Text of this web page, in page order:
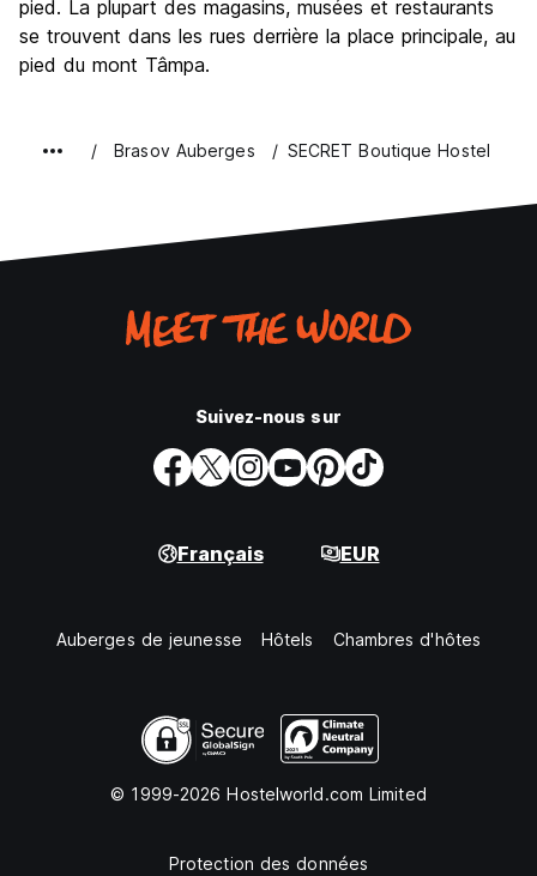
pied. La plupart des magasins, musées et restaurants
se trouvent dans les rues derrière la place principale, au
pied du mont Tâmpa.
Brasov Auberges SECRET Boutique Hostel
Suivez-nous sur
Français EUR
Auberges de jeunesse Hôtels Chambres d'hôtes
© 1999-2026 Hostelworld.com Limited
Protection des données